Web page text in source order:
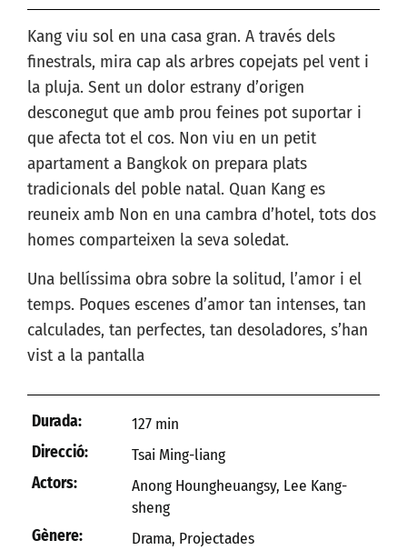
Kang viu sol en una casa gran. A través dels
finestrals, mira cap als arbres copejats pel vent i
la pluja. Sent un dolor estrany d’origen
desconegut que amb prou feines pot suportar i
que afecta tot el cos. Non viu en un petit
apartament a Bangkok on prepara plats
tradicionals del poble natal. Quan Kang es
reuneix amb Non en una cambra d’hotel, tots dos
homes comparteixen la seva soledat.
Una bellíssima obra sobre la solitud, l’amor i el
temps. Poques escenes d’amor tan intenses, tan
calculades, tan perfectes, tan desoladores, s’han
vist a la pantalla
Durada:
127 min
Direcció:
Tsai Ming-liang
Actors:
Anong Houngheuangsy, Lee Kang-
sheng
Gènere:
Drama, Projectades